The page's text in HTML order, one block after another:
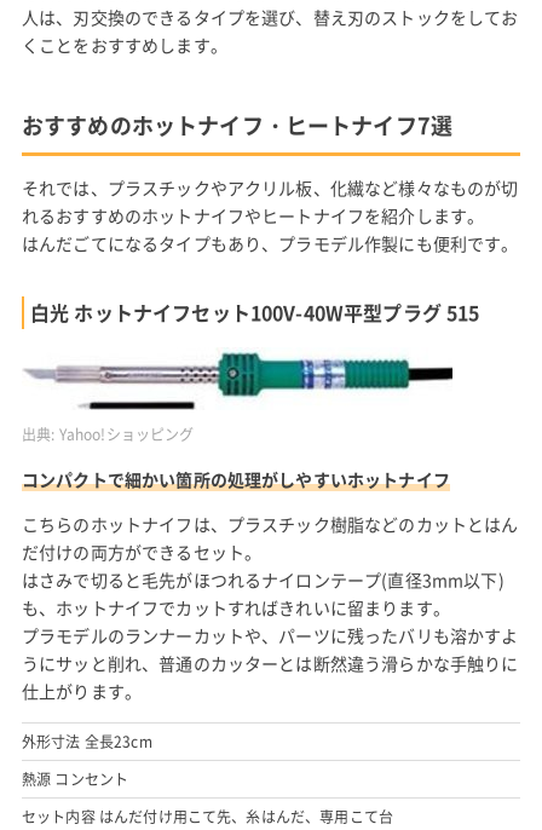
人は、刃交換のできるタイプを選び、替え刃のストックをしてお
くことをおすすめします。
おすすめのホットナイフ・ヒートナイフ7選
それでは、プラスチックやアクリル板、化繊など様々なものが切
れるおすすめのホットナイフやヒートナイフを紹介します。
はんだごてになるタイプもあり、プラモデル作製にも便利です。
白光 ホットナイフセット100V-40W平型プラグ 515
出典: Yahoo!ショッピング
コンパクトで細かい箇所の処理がしやすいホットナイフ
こちらのホットナイフは、プラスチック樹脂などのカットとはん
だ付けの両方ができるセット。
はさみで切ると毛先がほつれるナイロンテープ(直径3mm以下)
も、ホットナイフでカットすればきれいに留まります。
プラモデルのランナーカットや、パーツに残ったバリも溶かすよ
うにサッと削れ、普通のカッターとは断然違う滑らかな手触りに
仕上がります。
外形寸法 全長23cm
熱源 コンセント
セット内容 はんだ付け用こて先、糸はんだ、専用こて台